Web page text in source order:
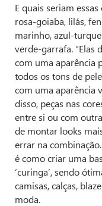
E quais seriam
rosa-goiaba, lilás,
marinho, azul-
verde-garrafa. “Elas
com uma aparência
todos os tons de
com uma aparência
disso, peças nas
entre si ou com
de montar looks
errar na
é como criar uma
‘curinga’, sendo
camisas, calças,
moda.